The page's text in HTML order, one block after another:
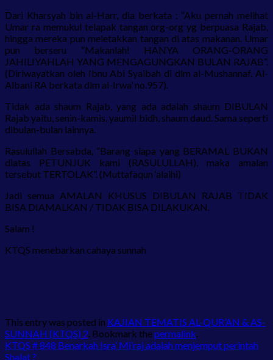
Dari Kharsyah bin al-Harr, dia berkata : “Aku pernah melihat
Umar ra memukul telapak tangan org-org yg berpuasa Rajab,
hingga mereka pun meletakkan tangan di atas makanan. Umar
pun berseru “Makanlah! HANYA ORANG-ORANG
JAHILIYAHLAH YANG MENGAGUNGKAN BULAN RAJAB”.
(Diriwayatkan oleh Ibnu Abi Syaibah di dlm al-Mushannaf. Al-
Albani RA berkata dlm al-Irwa’ no.957).
Tidak ada shaum Rajab, yang ada adalah shaum DIBULAN
Rajab yaitu, senin-kamis, yaumil bidh, shaum daud. Sama seperti
dibulan-bulan lainnya.
Rasulullah Bersabda, “Barang siapa yang BERAMAL BUKAN
diatas PETUNJUK kami (RASULULLAH), maka amalan
tersebut TERTOLAK”. (Muttafaqun ‘alaihi)
Jadi semua AMALAN KHUSUS DIBULAN RAJAB TIDAK
BISA DIAMALKAN / TIDAK BISA DILAKUKAN.
Salam !⁠⁠⁠⁠
KTQS menebarkan cahaya sunnah
This entry was posted in KAJIAN TEMATIS AL-QUR’AN & AS-
SUNNAH (KTQS) 2 . Bookmark thepermalink
KTQS # 848 Benarkah Isra’ Mi’raj adalah menjemput perintah
Shalat ?